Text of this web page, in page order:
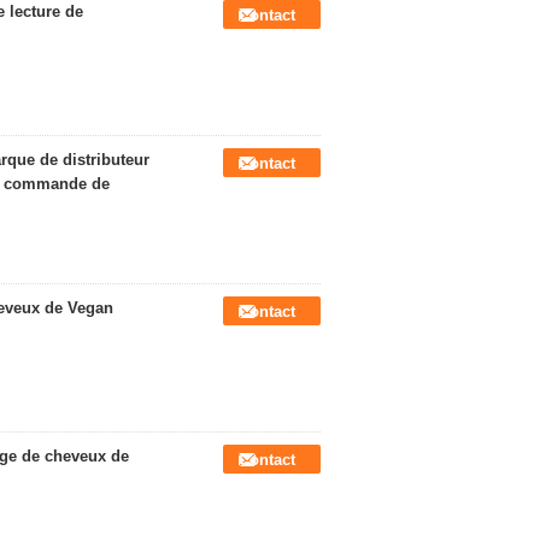
lecture de
Contact
de distributeur
de
Contact
de Vegan
Contact
de cheveux de
Contact